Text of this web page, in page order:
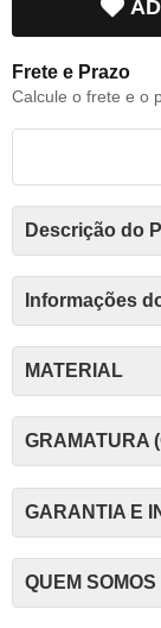
Frete e Prazo
Calcule o frete e o
Descrição do
Informações
MATERIAL
GRAMATURA
GARANTIA E
QUEM SOMOS